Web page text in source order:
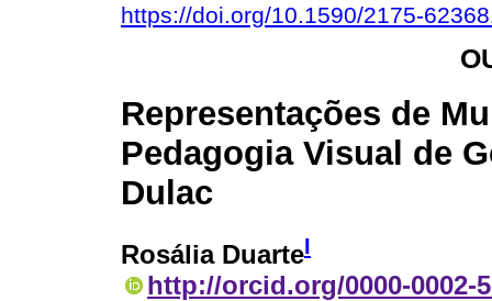
https://doi.org/10.1590/2175-
Representações de
Pedagogia Visual de
Dulac
Rosália DuarteI
http://orcid.org/0000-0002-